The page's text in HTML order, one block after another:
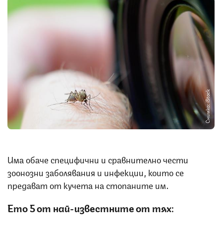
Снимка: iStock
Има обаче специфични и сравнително чести
зоонозни заболявания и инфекции, които се
предават от кучета на стопаните им.
Ето 5 от най-известните от тях: